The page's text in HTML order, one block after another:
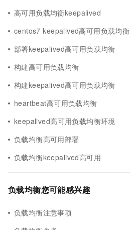
高可用负载均衡keepalived
centos7 keepalived高可用负载均衡
部署keepalived高可用负载均衡
构建高可用负载均衡
构建keepalived高可用负载均衡
heartbeat高可用负载均衡
keepalived高可用负载均衡环境
负载均衡高可用部署
负载均衡keepalived高可用
负载均衡您可能感兴趣
负载均衡注意事项